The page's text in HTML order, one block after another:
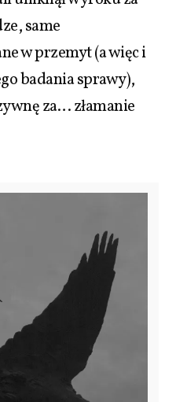
same
w przemyt (a więc i
badania sprawy),
za… złamanie